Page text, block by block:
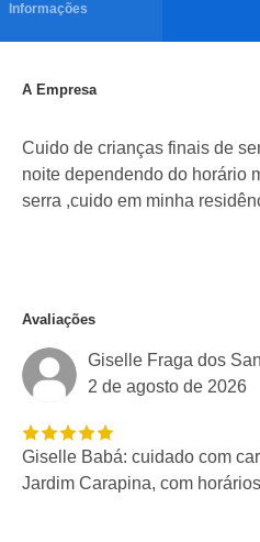
Informações
A Empresa
Cuido de crianças finais de
noite dependendo do horário
serra ,cuido em minha
Avaliações
Giselle Fraga dos
2 de agosto de 2026
Giselle Babá: cuidado com
Jardim Carapina, com